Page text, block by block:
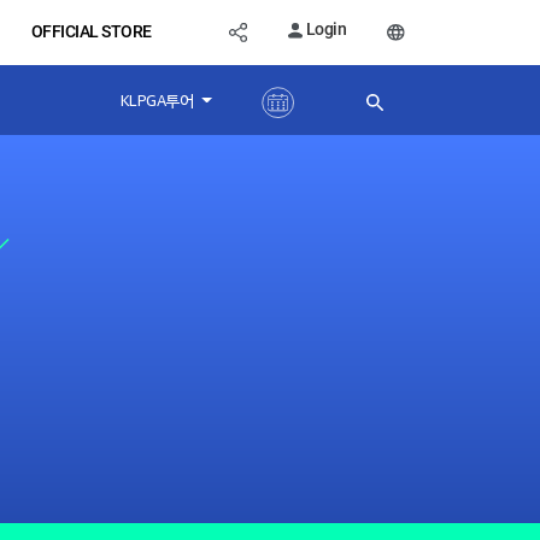
OFFICIAL STORE Login
KLPGA투어